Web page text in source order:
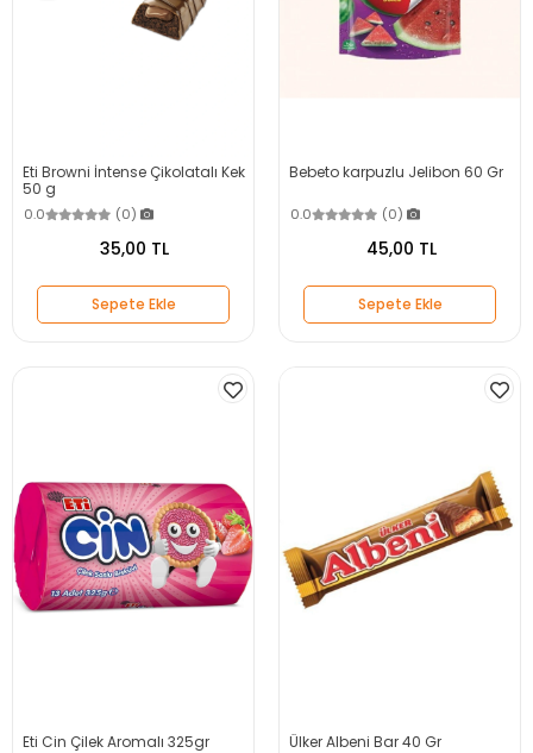
Eti Browni İntense Çikolatalı Kek
50 g
0.0 (0)
35,00 TL
Sepete Ekle
Bebeto karpuzlu Jelibon 60 Gr
0.0 (0)
45,00 TL
Sepete Ekle
Eti Cin Çilek Aromalı 325gr Ülker Albeni Bar 40 Gr